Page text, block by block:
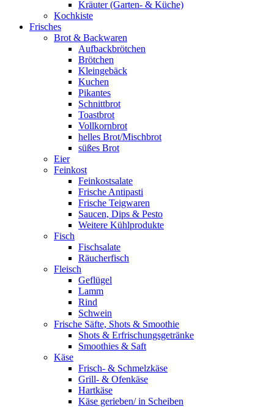
Kräuter (Garten- & Küche)
Kochkiste
Frisches
Brot & Backwaren
Aufbackbrötchen
Brötchen
Kleingebäck
Kuchen
Pikantes
Schnittbrot
Toastbrot
Vollkornbrot
helles Brot/Mischbrot
süßes Brot
Eier
Feinkost
Feinkostsalate
Frische Antipasti
Frische Teigwaren
Saucen, Dips & Pesto
Weitere Kühlprodukte
Fisch
Fischsalate
Räucherfisch
Fleisch
Geflügel
Lamm
Rind
Schwein
Frische Säfte, Shots & Smoothie
Shots & Erfrischungsgetränke
Smoothies & Saft
Käse
Frisch- & Schmelzkäse
Grill- & Ofenkäse
Hartkäse
Käse gerieben/ in Scheiben